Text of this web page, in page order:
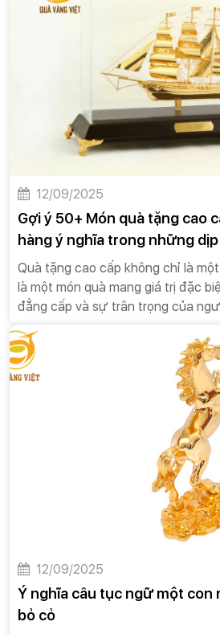
trị vượt trội, góp phần tạo nên sự
12/09/2025
Gợi ý 50+ Món quà tặng cao
hàng ý nghĩa trong những
Quà tặng cao cấp không chỉ là
là một món quà mang giá trị đặc
đẳng cấp và sự trân trọng của
thành một phần không thể thiếu
từ công việc đến đời sống cá
là một hành động tri ân, mà còn là
giao tiếp tinh tế, một công cụ để
các mối quan hệ. Trong số đó,
một vai trò đặc biệt quan trọng.
là một món quà đắt tiền, mà còn
trân trọng, đẳng cấp và sự chu
cấp, được lựa chọn kỹ lưỡng và
thể mang lại những giá trị vượt xa
tượng sâu sắc và bền vững trong
12/09/2025
Ý nghĩa câu tục ngữ một con
bỏ cỏ